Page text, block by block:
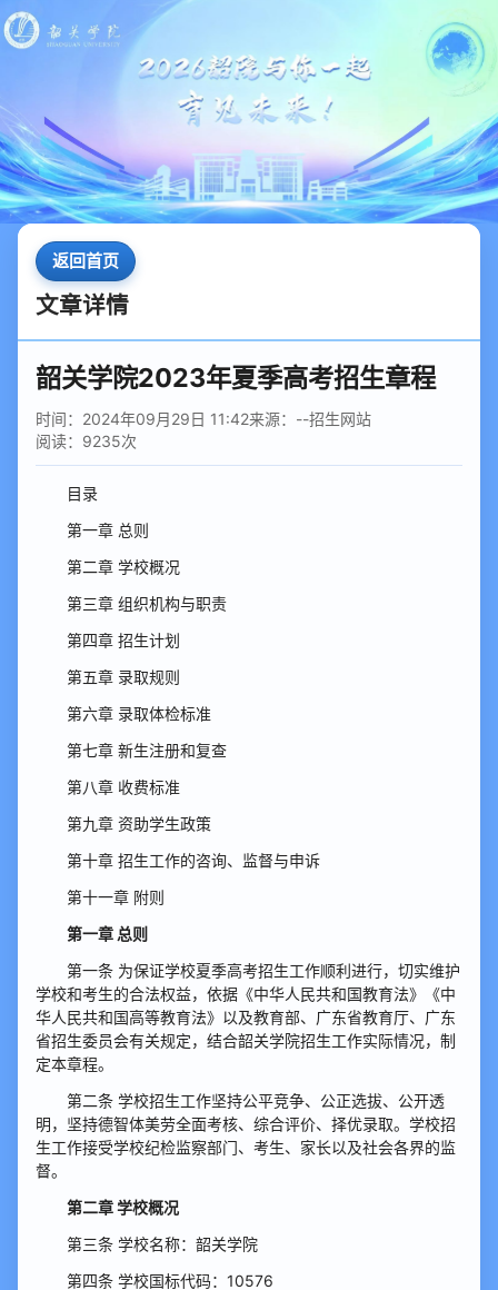
返回首页
文章详情
韶关学院2023年夏季高考招生章程
时间：2024年09月29日 11:42来源：--招生网站
阅读： 9235次
目录
第一章 总则
第二章 学校概况
第三章 组织机构与职责
第四章 招生计划
第五章 录取规则
第六章 录取体检标准
第七章 新生注册和复查
第八章 收费标准
第九章 资助学生政策
第十章 招生工作的咨询、监督与申诉
第十一章 附则
第一章 总则
第一条 为保证学校夏季高考招生工作顺利进行，切实维护
学校和考生的合法权益，依据《中华人民共和国教育法》《中
华人民共和国高等教育法》以及教育部、广东省教育厅、广东
省招生委员会有关规定，结合韶关学院招生工作实际情况，制
定本章程。
第二条 学校招生工作坚持公平竞争、公正选拔、公开透
明，坚持德智体美劳全面考核、综合评价、择优录取。学校招
生工作接受学校纪检监察部门、考生、家长以及社会各界的监
督。
第二章 学校概况
第三条 学校名称：韶关学院
第四条 学校国标代码：10576